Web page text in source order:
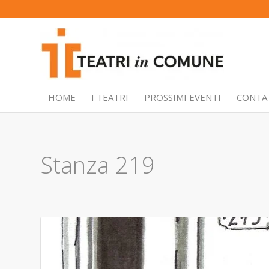
HOME I TEATRI PROSSIMI EVENTI
Stanza 219